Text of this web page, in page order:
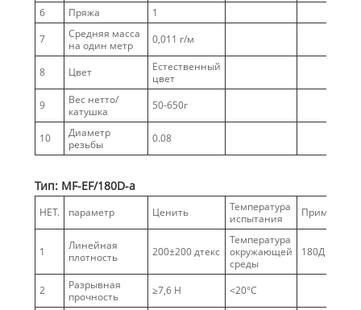
6
Пряжа
1
7
Средняя масса
на один метр
0,011 г/м
8 Цвет
Естественный
цвет
9
Вес нетто/
катушка
50-650г
10
Диаметр
резьбы
0.08
Тип: MF-EF/180D-а
НЕТ. параметр Ценить
Температура
испытания
1
Линейная
плотность
200±200 дтекс
Температура
окружающей
среды
180Д
2
Разрывная
прочность
≥7,6 Н <20°С